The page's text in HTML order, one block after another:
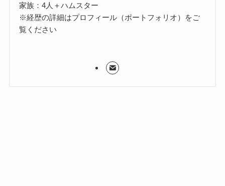
家族：4人＋ハムスター
※経歴の詳細はプロフィール（ポートフォリオ）をご
覧ください